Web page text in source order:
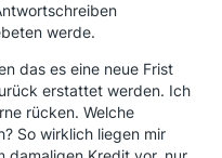
werde.
das es eine neue Frist
erstattet werden. Ich
rücken. Welche
So wirklich liegen mir